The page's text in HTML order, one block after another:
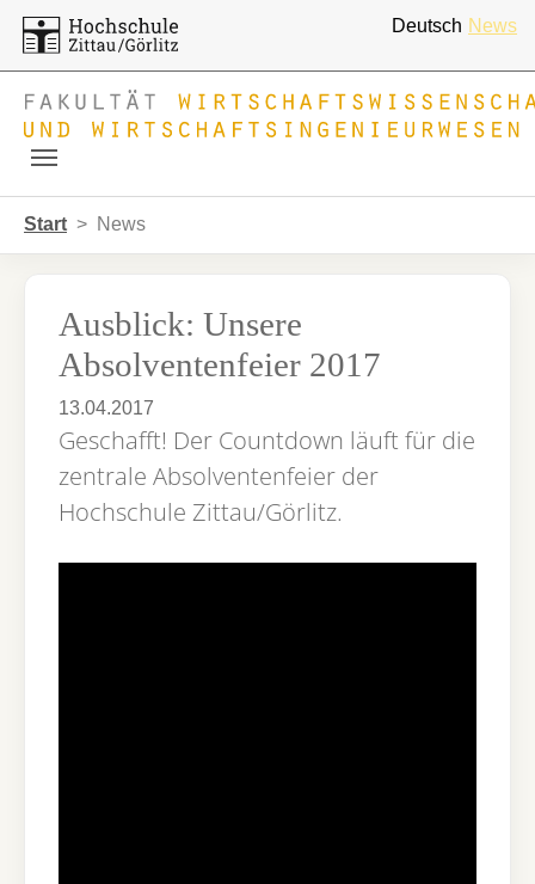
Deutsch News
Start News
Ausblick: Unsere
Absolventenfeier 2017
13.04.2017
Geschafft! Der Countdown läuft für die
zentrale Absolventenfeier der
Hochschule Zittau/Görlitz.